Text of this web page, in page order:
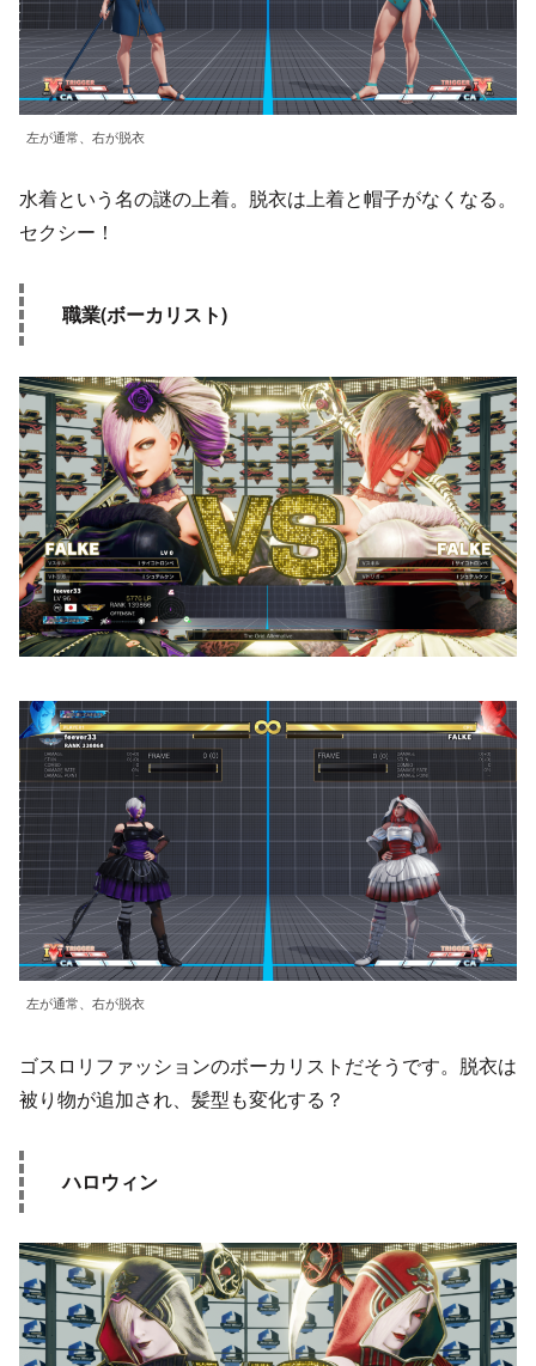
左が通常、右が脱衣
水着という名の謎の上着。脱衣は上着と帽子がなくなる。
セクシー！
職業(ボーカリスト)
左が通常、右が脱衣
ゴスロリファッションのボーカリストだそうです。脱衣は
被り物が追加され、髪型も変化する？
ハロウィン